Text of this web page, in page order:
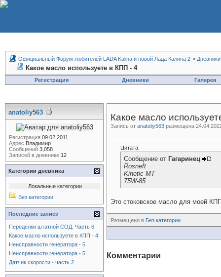
Официальный Форум любителей LADA Kalina и новой Лада Калина 2 > Дневники
Какое масло используете в КПП - 4
Регистрация Дневники Галерея
Какое масло
Запись от anatoliy563 размещена
Цитата:
Сообщение от Гагаринец
Rosneft
Kinetic MT
75W-85
Это стоковское масло для моей
Размещено в Без категории
Комментарии
anatoliy563
Регистрация 09.02.2011
Адрес Владимир
Сообщений 3,058
Записей в дневнике 12
Категории дневника
Локальные категории
Без категории
Последние записи
Переделки штатной СОД. Часть 6
Какое масло используете в КПП - 4
Неисправности генератора - 5
Неисправности генератора - 5
Датчик скорости - часть 2